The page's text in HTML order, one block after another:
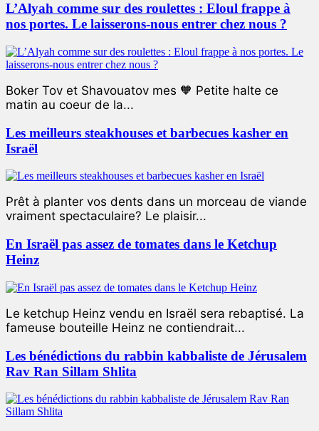
L’Alyah comme sur des roulettes : Eloul frappe à
nos portes. Le laisserons-nous entrer chez nous ?
Boker Tov et Shavouatov mes 🧡 Petite halte ce
matin au coeur de la...
Les meilleurs steakhouses et barbecues kasher en
Israël
Prêt à planter vos dents dans un morceau de viande
vraiment spectaculaire? Le plaisir...
En Israël pas assez de tomates dans le Ketchup
Heinz
Le ketchup Heinz vendu en Israël sera rebaptisé. La
fameuse bouteille Heinz ne contiendrait...
Les bénédictions du rabbin kabbaliste de Jérusalem
Rav Ran Sillam Shlita